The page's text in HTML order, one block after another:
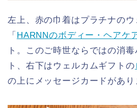
左上、赤の巾着はプラチナのウ
「 HARNNのボディー・ヘアケ
ト。このご時世ならではの消
ト、右下はウェルカムギフトの
の上にメッセージカードがあり